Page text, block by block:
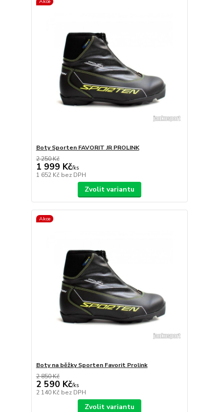
Boty Sporten FAVORIT JR PROLINK
2 250 Kč
1 999 Kč/ks
1 652 Kč bez DPH
Zvolit variantu
Akce
Boty na běžky Sporten Favorit Prolink
2 850 Kč
2 590 Kč/ks
2 140 Kč bez DPH
Zvolit variantu